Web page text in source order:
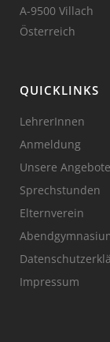
A-9500 Villach
Österreich
QUICKLINKS
LehrerInnen
Anmeldung
Unsere Angebote
Sprechstunden
Elternverein
Impressum